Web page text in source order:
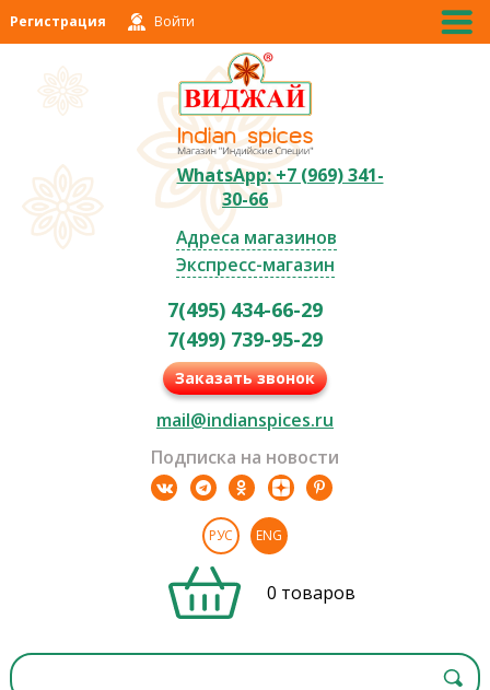
Регистрация Войти
WhatsApp: +7 (969) 341-
30-66
Адреса магазинов
Экспресс-магазин
7(495) 434-66-29
7(499) 739-95-29
Заказать звонок
mail@indianspices.ru
Подписка на новости
РУС ENG
0 товаров